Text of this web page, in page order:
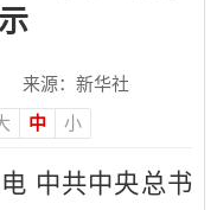
来源：新华社
中 小
中共中央总书